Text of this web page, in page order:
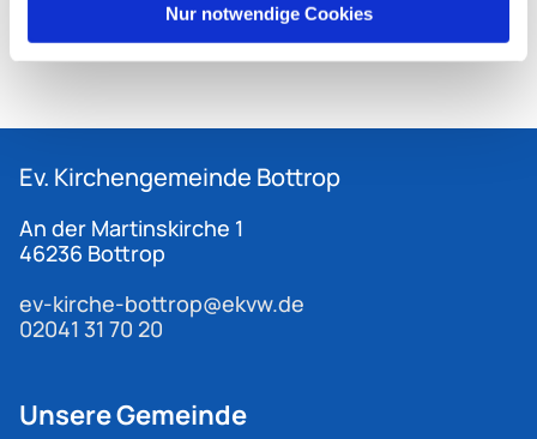
Nur notwendige Cookies
Ev. Kirchengemeinde Bottrop
An der Martinskirche 1
46236 Bottrop
ev-kirche-bottrop@ekvw.de
02041 31 70 20
Unsere Gemeinde